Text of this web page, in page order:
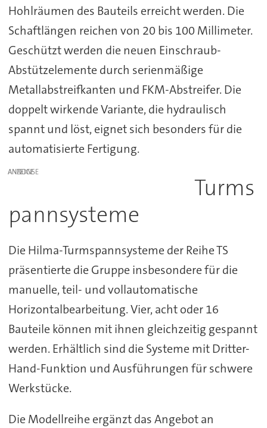
Hohlräumen des Bauteils erreicht werden. Die
Schaftlängen reichen von 20 bis 100 Millimeter.
Geschützt werden die neuen Einschraub-
Abstützelemente durch serienmäßige
Metallabstreifkanten und FKM-Abstreifer. Die
doppelt wirkende Variante, die hydraulisch
spannt und löst, eignet sich besonders für die
automatisierte Fertigung.
ANZEIGE
Turms
pannsysteme
Die Hilma-Turmspannsysteme der Reihe TS
präsentierte die Gruppe insbesondere für die
manuelle, teil- und vollautomatische
Horizontalbearbeitung. Vier, acht oder 16
Bauteile können mit ihnen gleichzeitig gespannt
werden. Erhältlich sind die Systeme mit Dritter-
Hand-Funktion und Ausführungen für schwere
Werkstücke.
Die Modellreihe ergänzt das Angebot an